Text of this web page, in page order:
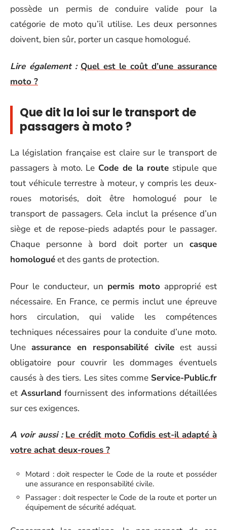
possède un permis de conduire valide pour la
catégorie de moto qu’il utilise. Les deux personnes
doivent, bien sûr, porter un casque homologué.
Lire également : Quel est le coût d’une assurance
moto ?
Que dit la loi sur le transport de
passagers à moto ?
La législation française est claire sur le transport de
passagers à moto. Le Code de la route stipule que
tout véhicule terrestre à moteur, y compris les deux-
roues motorisés, doit être homologué pour le
transport de passagers. Cela inclut la présence d’un
siège et de repose-pieds adaptés pour le passager.
Chaque personne à bord doit porter un casque
homologuéet des gants de protection.
Pour le conducteur, un permis moto approprié est
nécessaire. En France, ce permis inclut une épreuve
hors circulation, qui valide les compétences
techniques nécessaires pour la conduite d’une moto.
Une assurance en responsabilité civile est aussi
obligatoire pour couvrir les dommages éventuels
causés à des tiers. Les sites comme Service-Public.fr
et Assurland fournissent des informations détaillées
sur ces exigences.
A voir aussi : Le crédit moto Cofidis est-il adapté à
votre achat deux-roues ?
Motard : doit respecter le Code de la route et posséder
une assurance en responsabilité civile.
Passager : doit respecter le Code de la route et porter un
équipement de sécurité adéquat.